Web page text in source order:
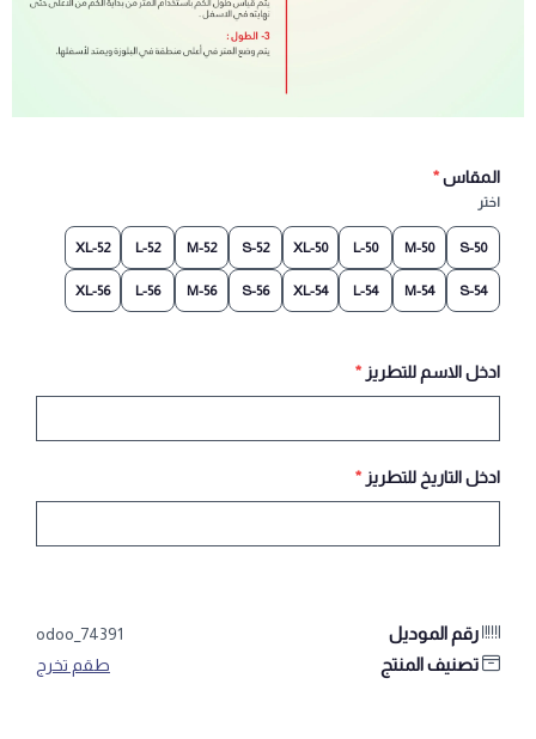
المقاس*
اختر
50-S
50-M
50-L
50-XL
52-S
52-M
52-L
52-XL
54-S
54-M
54-L
54-XL
56-S
56-M
56-L
56-XL
ادخل الاسم للتطريز *
ادخل التاريخ للتطريز *
رقم الموديل odoo_74391
تصنيف المنتج طقم تخرج